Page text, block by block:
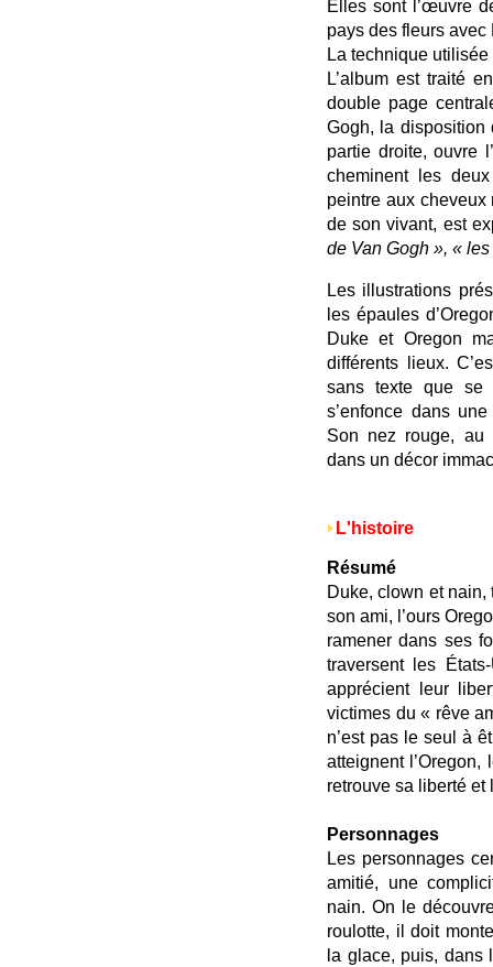
Elles sont l’œuvre
pays des fleurs avec
La technique
L’album est traité
double page
Gogh, la disposition
partie droite, ouvre
cheminent les
peintre aux cheveux
de son vivant, est
de Van Gogh », «
Les illustrations
les épaules
Duke et Oregon
différents lieux.
sans texte que se
s’enfonce dans
Son nez rouge, au
dans un décor
L'histoire
Résumé
Duke, clown et
son ami, l’ours
ramener dans ses
traversent les
apprécient leur
victimes du « rêve
n’est pas le seul à
atteignent
retrouve sa liberté et
Personnages
Les personnages
amitié, une
nain. On le
roulotte, il doit
la glace, puis, dans